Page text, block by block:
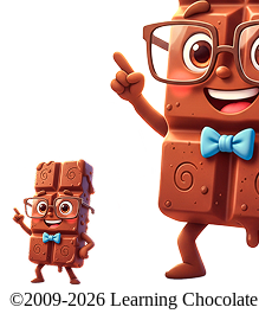
©2009-2026 Learning Chocolate